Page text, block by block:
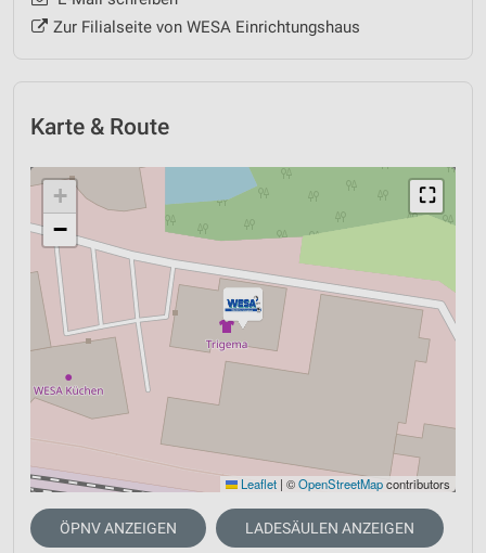
Zur Filialseite von WESA Einrichtungshaus
Karte & Route
⛶
+
−
Leaflet | ©OpenStreetMapcontributors
ÖPNV ANZEIGEN LADESÄULEN ANZEIGEN